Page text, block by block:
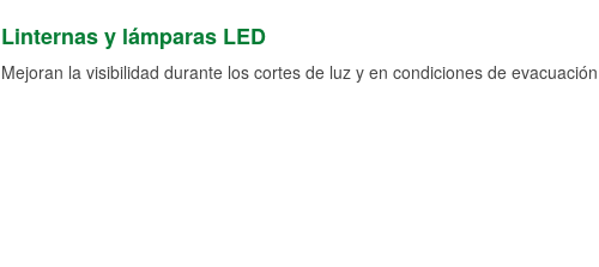
Linternas y lámparas LED
Mejoran la visibilidad durante los cortes de luz y en condiciones de